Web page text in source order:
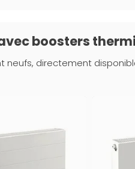
boosters
neufs, directement